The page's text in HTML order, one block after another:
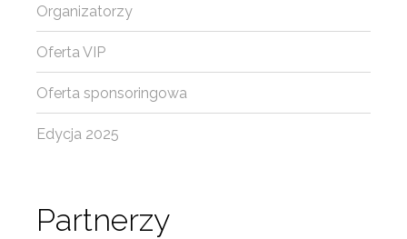
Partnerzy
Organizatorzy
Oferta VIP
Oferta sponsoringowa
Edycja 2025